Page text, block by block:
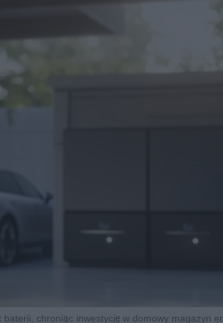
chroniąc inwestycję w domowy magazyn